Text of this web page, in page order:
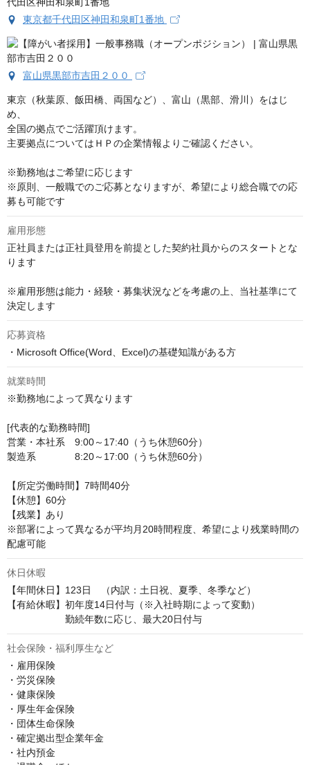
東京都千代田区神田和泉町1番地
富山県黒部市吉田２００
東京（秋葉原、飯田橋、両国など）、富山（黒部、滑川）をはじ
め、
全国の拠点でご活躍頂けます。
主要拠点についてはＨＰの企業情報よりご確認ください。
※勤務地はご希望に応じます
※原則、一般職でのご応募となりますが、希望により総合職での応
募も可能です
雇用形態
正社員または正社員登用を前提とした契約社員からのスタートとな
ります
※雇用形態は能力・経験・募集状況などを考慮の上、当社基準にて
決定します
応募資格
・Microsoft Office(Word、Excel)の基礎知識がある方
就業時間
※勤務地によって異なります
[代表的な勤務時間]
営業・本社系　9:00～17:40（うち休憩60分）
製造系　　　　8:20～17:00（うち休憩60分）
【所定労働時間】7時間40分
【休憩】60分
【残業】あり
※部署によって異なるが平均月20時間程度、希望により残業時間の
配慮可能
休日休暇
【年間休日】123日　（内訳：土日祝、夏季、冬季など）
【有給休暇】初年度14日付与（※入社時期によって変動）
勤続年数に応じ、最大20日付与
社会保険・福利厚生など
・雇用保険
・労災保険
・健康保険
・厚生年金保険
・団体生命保険
・確定拠出型企業年金
・社内預金